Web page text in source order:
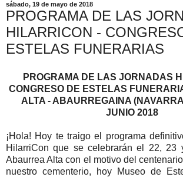
sábado, 19 de mayo de 2018
PROGRAMA DE LAS
HILARRICON -
ESTELAS FUNERARIAS
PROGRAMA DE LAS JORNADAS
CONGRESO DE ESTELAS
ALTA - ABAURREGAINA
JUNIO 2018
¡Hola! Hoy te traigo el programa
HilarriCon que se celebrarán el 22, 23
Abaurrea Alta con el motivo del
nuestro cementerio, hoy Museo de